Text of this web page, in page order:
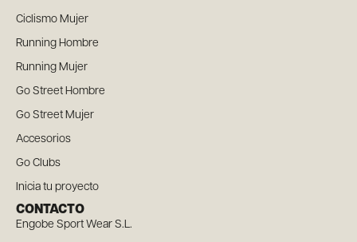
Ciclismo Mujer
Running Hombre
Running Mujer
Go Street Hombre
Go Street Mujer
Accesorios
Go Clubs
Inicia tu proyecto
CONTACTO
Engobe Sport Wear S.L.